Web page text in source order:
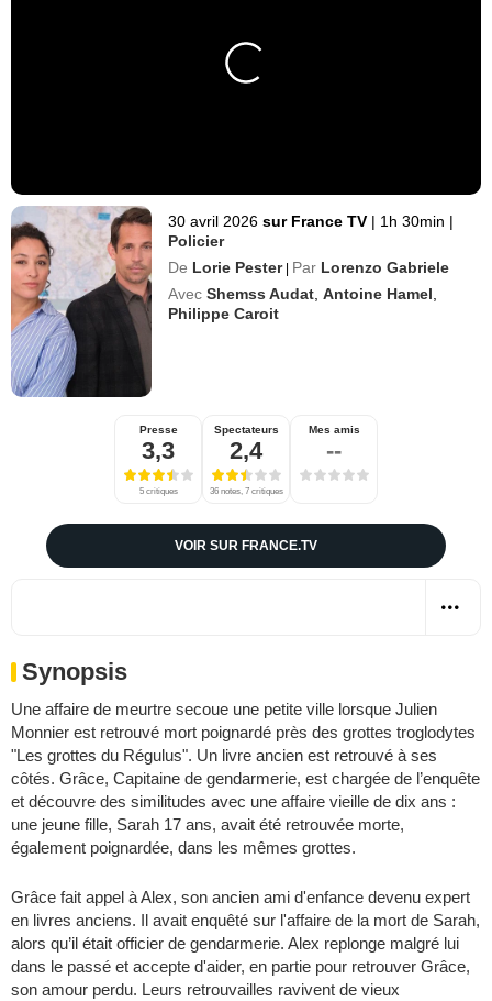
30 avril 2026 sur France TV | 1h 30min |
Policier
De Lorie Pester | Par Lorenzo Gabriele
Avec Shemss Audat ,Antoine Hamel
Philippe Caroit
Presse
3,3
5 critiques
Spectateurs
2,4
36 notes, 7 critiques
Mes amis
--
VOIR SUR FRANCE.TV
Synopsis
Une affaire de meurtre secoue une petite ville lorsque Julien
Monnier est retrouvé mort poignardé près des grottes troglodytes
"Les grottes du Régulus". Un livre ancien est retrouvé à ses
côtés. Grâce, Capitaine de gendarmerie, est chargée de l’enquête
et découvre des similitudes avec une affaire vieille de dix ans :
une jeune fille, Sarah 17 ans, avait été retrouvée morte,
également poignardée, dans les mêmes grottes.
Grâce fait appel à Alex, son ancien ami d'enfance devenu expert
en livres anciens. Il avait enquêté sur l'affaire de la mort de Sarah,
alors qu’il était officier de gendarmerie. Alex replonge malgré lui
dans le passé et accepte d'aider, en partie pour retrouver Grâce,
son amour perdu. Leurs retrouvailles ravivent de vieux